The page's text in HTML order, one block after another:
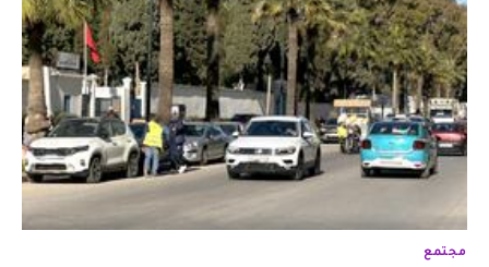
مجتمع